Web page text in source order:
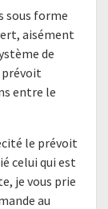
sous forme
aisément
de
entre le
le prévoit
celui qui est
je vous prie
au